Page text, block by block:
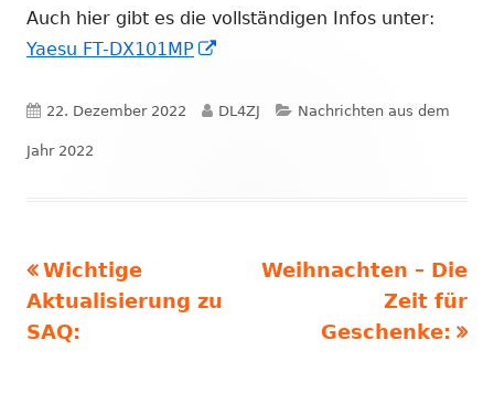
Auch hier gibt es die vollständigen Infos unter:
Yaesu FT-DX101MP
Fenster
Veröffentlicht
am
22. Dezember 2022 Autor
DL4ZJ Kategorien
Nachrichten aus dem
Jahr 2022
Beitragsnavigation
Vorheriger
Beitrag:
Wichtige
Aktualisierung zu
SAQ:
Nächster
Weihnachten – Die
Zeit für
Geschenke: